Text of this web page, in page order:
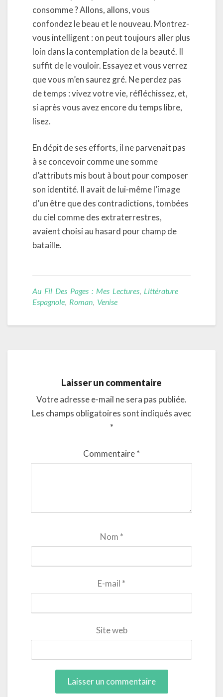
consomme ? Allons, allons, vous
confondez le beau et le nouveau. Montrez-
vous intelligent : on peut toujours aller plus
loin dans la contemplation de la beauté. Il
suffit de le vouloir. Essayez et vous verrez
que vous m’en saurez gré. Ne perdez pas
de temps : vivez votre vie, réfléchissez, et,
si après vous avez encore du temps libre,
lisez.
En dépit de ses efforts, il ne parvenait pas
à se concevoir comme une somme
d’attributs mis bout à bout pour composer
son identité. Il avait de lui-même l’image
d’un être que des contradictions, tombées
du ciel comme des extraterrestres,
avaient choisi au hasard pour champ de
bataille.
Au Fil Des Pages : Mes Lectures Littérature
Espagnole Roman Venise
Laisser un commentaire
Votre adresse e-mail ne sera pas publiée.
Les champs obligatoires sont indiqués avec
*
Commentaire*
Nom *
E-mail *
Site web